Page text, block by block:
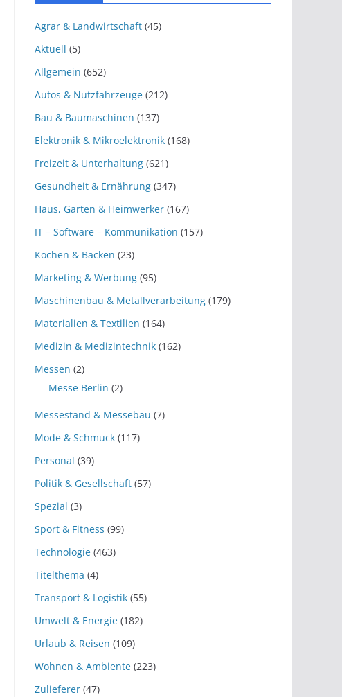
Agrar & Landwirtschaft (45)
Aktuell (5)
Allgemein (652)
Autos & Nutzfahrzeuge (212)
Bau & Baumaschinen (137)
Elektronik & Mikroelektronik (168)
Freizeit & Unterhaltung (621)
Gesundheit & Ernährung (347)
Haus, Garten & Heimwerker (167)
IT – Software – Kommunikation (157)
Kochen & Backen (23)
Marketing & Werbung (95)
Maschinenbau & Metallverarbeitung (179)
Materialien & Textilien (164)
Medizin & Medizintechnik (162)
Messen (2)
Messe Berlin (2)
Messestand & Messebau (7)
Mode & Schmuck (117)
Personal (39)
Politik & Gesellschaft (57)
Spezial (3)
Sport & Fitness (99)
Technologie (463)
Titelthema (4)
Transport & Logistik (55)
Umwelt & Energie (182)
Urlaub & Reisen (109)
Wohnen & Ambiente (223)
Zulieferer (47)